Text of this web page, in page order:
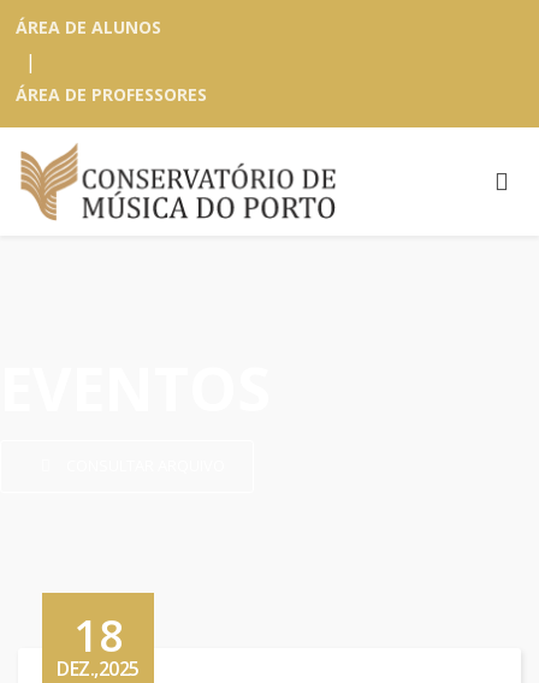
ÁREA DE ALUNOS
|
ÁREA DE PROFESSORES
18
DEZ.,2025